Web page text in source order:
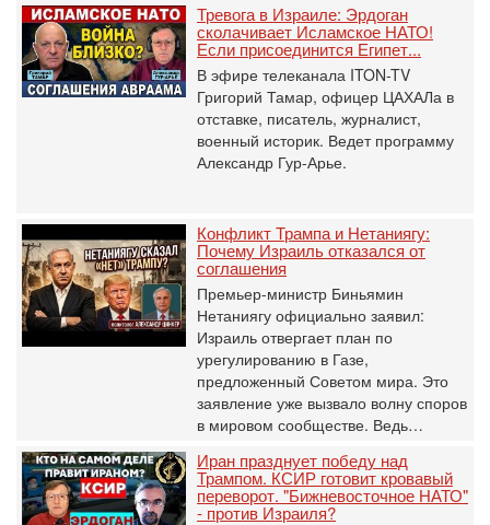
Тревога в Израиле: Эрдоган
сколачивает Исламское НАТО!
Если присоединится Египет...
В эфире телеканала ITON-TV
Григорий Тамар, офицер ЦАХАЛа в
отставке, писатель, журналист,
военный историк. Ведет программу
Александр Гур-Арье.
Конфликт Трампа и Нетаниягу:
Почему Израиль отказался от
соглашения
Премьер-министр Биньямин
Нетаниягу официально заявил:
Израиль отвергает план по
урегулированию в Газе,
предложенный Советом мира. Это
заявление уже вызвало волну споров
в мировом сообществе. Ведь…
Иран празднует победу над
Трампом. КСИР готовит кровавый
переворот. "Бижневосточное НАТО"
- против Израиля?